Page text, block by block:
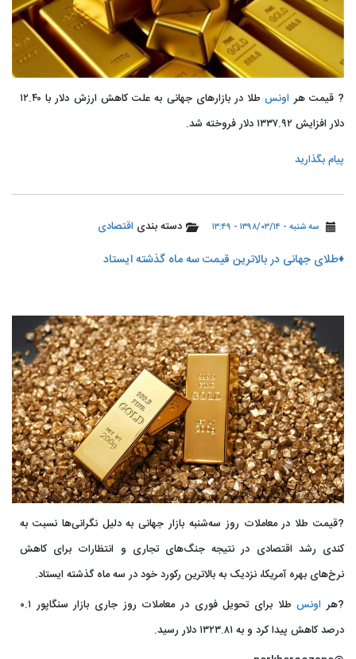
? قیمت هر اونس
طلا در بازارهای جهانی به علت کاهش ارزش دلار با ۱۲.۴۰
دلار افزایش ۱۳۳۷.۹۲ دلار فروخته شد.
پیام بگذارید
سه شنبه - ۱۳۹۸/۰۳/۱۴ - ۱۳:۴۹ دسته بندی اقتصادی
♦️طلای جهانی در بالاترین قیمت سه ماه گذشته ایستاد
?قیمت طلا در معاملات روز سه‌شنبه بازار جهانی به دلیل نگرانی‌ها نسبت به
کندی رشد اقتصادی در نتیجه جنگ‌های تجاری و انتظارات برای کاهش
نرخ‌های بهره آمریکا، نزدیک به بالاترین رکورد خود در سه ماه گذشته ایستاد.
?هر اونس
طلا برای تحویل فوری در معاملات روز جاری بازار سنگاپور ۰.۱
درصد کاهش پیدا کرد و به ۱۳۲۳.۸۱ دلار رسید.